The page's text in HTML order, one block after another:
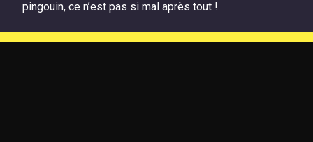
pingouin, ce n’est pas si mal après tout !